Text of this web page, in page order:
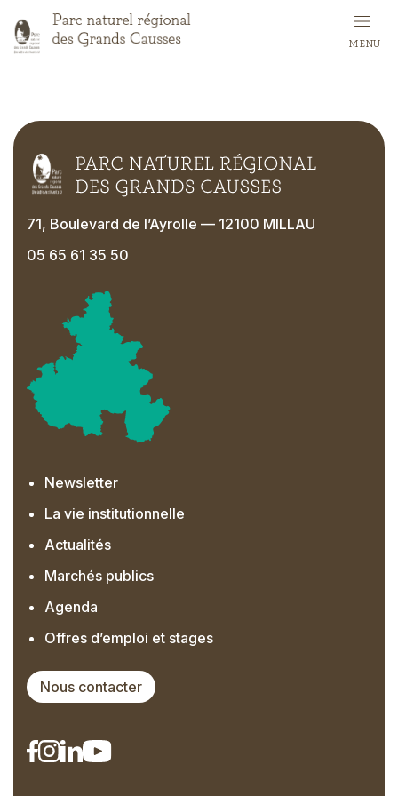
to
main
MENU
71, Boulevard de l’Ayrolle — 12100 MILLAU
05 65 61 35 50
Newsletter
La vie institutionnelle
Actualités
Marchés publics
Agenda
Offres d’emploi et stages
Nous contacter